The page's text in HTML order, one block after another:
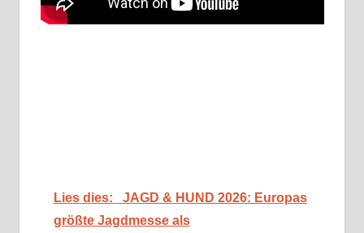
Lies dies:
JAGD & HUND 2026: Europas
größte Jagdmesse als